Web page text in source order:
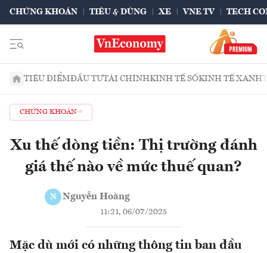
CHỨNG KHOÁN TIÊU & DÙNG XE VNE TV TECH
TIÊU ĐIỂMĐẦU TƯTÀI CHÍNHKINH TẾ SỐKINH TẾ XANH
CHỨNG KHOÁN
Xu thế dòng tiền: Thị trường đánh
giá thế nào về mức thuế quan?
N Nguyễn Hoàng
11:21, 06/07/2025
Mặc dù mới có những thông tin ban đầu